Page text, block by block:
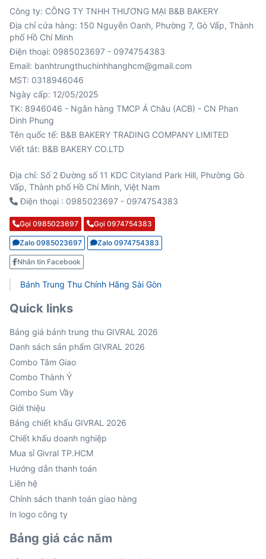
Công ty: CÔNG TY TNHH THƯƠNG MẠI B&B BAKERY
Địa chỉ cửa hàng: 150 Nguyễn Oanh, Phường 7, Gò Vấp, Thành
phố Hồ Chí Minh
Điện thoại: 0985023697 - 0974754383
Email: banhtrungthuchinhhanghcm@gmail.com
MST: 0318946046
Ngày cấp: 12/05/2025
TK: 8946046 - Ngân hàng TMCP Á Châu (ACB) - CN Phan
Viết tắt: B&B BAKERY CO.LTD
Địa chỉ: Số 2 Đường số 11 KDC Cityland Park Hill, Phường Gò
Vấp, Thành phố Hồ Chí Minh, Việt Nam
Điện thoại : 0985023697 - 0974754383
Gọi 0985023697 Gọi 0974754383
Zalo 0985023697 Zalo 0974754383
Nhắn tin Facebook
Bánh Trung Thu Chính Hãng Sài Gòn
Quick links
Bảng giá bánh trung thu GIVRAL 2026
Danh sách sản phẩm GIVRAL 2026
Combo Tâm Giao
Combo Thành Ý
Combo Sum Vầy
Giới thiệu
Bảng chiết khấu GIVRAL 2026
Chiết khấu doanh nghiệp
Mua sỉ Givral TP.HCM
Hướng dẫn thanh toán
Liên hệ
Chính sách thanh toán giao hàng
In logo công ty
Bảng giá các năm